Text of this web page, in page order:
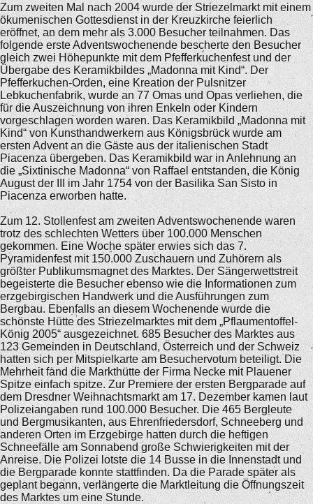
Zum zweiten Mal nach 2004 wurde der Striezelmarkt mit einem
ökumenischen Gottesdienst in der Kreuzkirche feierlich
eröffnet, an dem mehr als 3.000 Besucher teilnahmen. Das
folgende erste Adventswochenende bescherte den Besucher
gleich zwei Höhepunkte mit dem Pfefferkuchenfest und der
Übergabe des Keramikbildes „Madonna mit Kind“. Der
Pfefferkuchen-Orden, eine Kreation der Pulsnitzer
Lebkuchenfabrik, wurde an 77 Omas und Opas verliehen, die
für die Auszeichnung von ihren Enkeln oder Kindern
vorgeschlagen worden waren. Das Keramikbild „Madonna mit
Kind“ von Kunsthandwerkern aus Königsbrück wurde am
ersten Advent an die Gäste aus der italienischen Stadt
Piacenza übergeben. Das Keramikbild war in Anlehnung an
die „Sixtinische Madonna“ von Raffael entstanden, die König
August der III im Jahr 1754 von der Basilika San Sisto in
Piacenza erworben hatte.
Zum 12. Stollenfest am zweiten Adventswochenende waren
trotz des schlechten Wetters über 100.000 Menschen
gekommen. Eine Woche später erwies sich das 7.
Pyramidenfest mit 150.000 Zuschauern und Zuhörern als
größter Publikumsmagnet des Marktes. Der Sängerwettstreit
begeisterte die Besucher ebenso wie die Informationen zum
erzgebirgischen Handwerk und die Ausführungen zum
Bergbau. Ebenfalls an diesem Wochenende wurde die
schönste Hütte des Striezelmarktes mit dem „Pflaumentoffel-
König 2005“ ausgezeichnet. 685 Besucher des Marktes aus
123 Gemeinden in Deutschland, Österreich und der Schweiz
hatten sich per Mitspielkarte am Besuchervotum beteiligt. Die
Mehrheit fand die Markthütte der Firma Necke mit Plauener
Spitze einfach spitze. Zur Premiere der ersten Bergparade auf
dem Dresdner Weihnachtsmarkt am 17. Dezember kamen laut
Polizeiangaben rund 100.000 Besucher. Die 465 Bergleute
und Bergmusikanten, aus Ehrenfriedersdorf, Schneeberg und
anderen Orten im Erzgebirge hatten durch die heftigen
Schneefälle am Sonnabend große Schwierigkeiten mit der
Anreise. Die Polizei lotste die 14 Busse in die Innenstadt und
die Bergparade konnte stattfinden. Da die Parade später als
geplant begann, verlängerte die Marktleitung die Öffnungszeit
des Marktes um eine Stunde.